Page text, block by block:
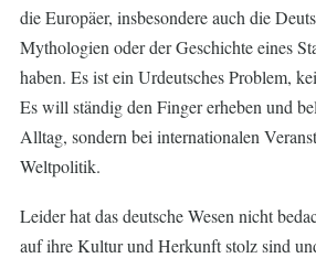
die Europäer, insbesondere auch die
Mythologien oder der Geschichte eines
haben. Es ist ein Urdeutsches Problem,
Es will ständig den Finger erheben und
Alltag, sondern bei internationalen
Weltpolitik.
Leider hat das deutsche Wesen nicht
auf ihre Kultur und Herkunft stolz sind